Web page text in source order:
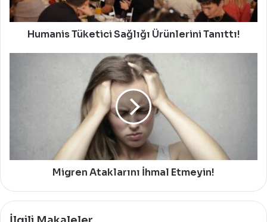
Humanis Tüketici Sağlığı Ürünlerini Tanıttı!
Migren Ataklarını İhmal Etmeyin!